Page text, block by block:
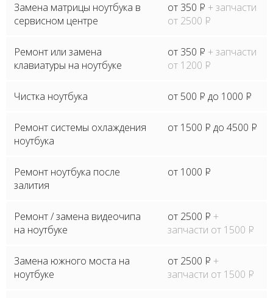
Замена матрицы ноутбука в
сервисном центре
от 350 P + запчасти
от 2500 P
Ремонт или замена
клавиатуры на ноутбуке
от 350 P + запчасти
от 1200 P
Чистка ноутбука от 500 P до 1000 P
Ремонт системы охлаждения
ноутбука
от 1500 P до 4500 P
Ремонт ноутбука после
залития
от 1000 P
Ремонт / замена видеочипа
на ноутбуке
от 2500 P +
запчасти от 1500 P
Замена южного моста на
ноутбуке
от 2500 P +
запчасти от 1500 P